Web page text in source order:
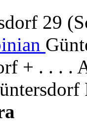
29
+ . . . .